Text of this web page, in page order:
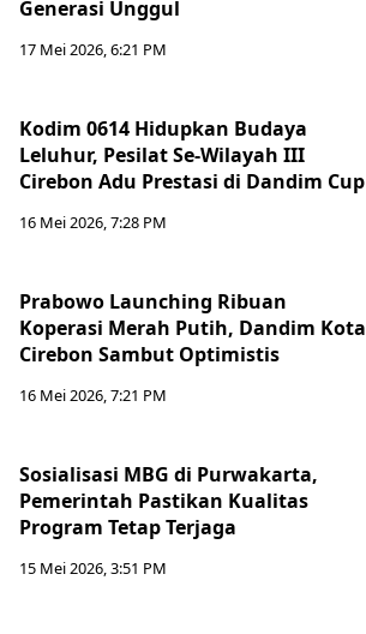
Generasi Unggul
17 Mei 2026, 6:21 PM
Kodim 0614 Hidupkan Budaya
Leluhur, Pesilat Se-Wilayah III
Cirebon Adu Prestasi di Dandim Cup
16 Mei 2026, 7:28 PM
Prabowo Launching Ribuan
Koperasi Merah Putih, Dandim Kota
Cirebon Sambut Optimistis
16 Mei 2026, 7:21 PM
Sosialisasi MBG di Purwakarta,
Pemerintah Pastikan Kualitas
Program Tetap Terjaga
15 Mei 2026, 3:51 PM